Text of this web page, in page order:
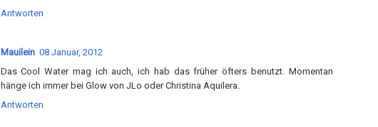
Antworten
Mauilein 08 Januar, 2012
Das Cool Water mag ich auch, ich hab das früher öfters benutzt. Momentan
hänge ich immer bei Glow von JLo oder Christina Aquilera.
Antworten